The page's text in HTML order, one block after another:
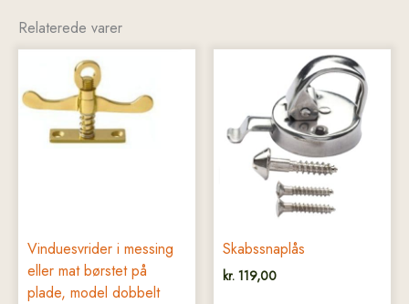
Relaterede varer
Vinduesvrider i messing
eller mat børstet på
plade, model dobbelt
har
flere
varianter.
varesiden
Skabssnaplås
kr. 119,00